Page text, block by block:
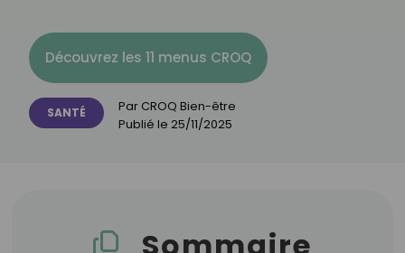
Découvrez les 11 menus CROQ
SANTÉ Par CROQ Bien-être
Publié le 25/11/2025